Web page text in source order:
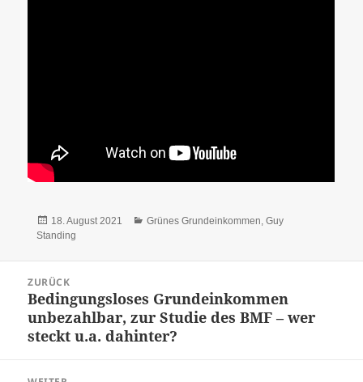
Veröffentlicht
am
18. August 2021 Kategorien
Grünes Grundeinkommen Guy
Standing
Navigation
ZURÜCK
Vorheriger
Beitrag:
Bedingungsloses Grundeinkommen
unbezahlbar, zur Studie des BMF – wer
steckt u.a. dahinter?